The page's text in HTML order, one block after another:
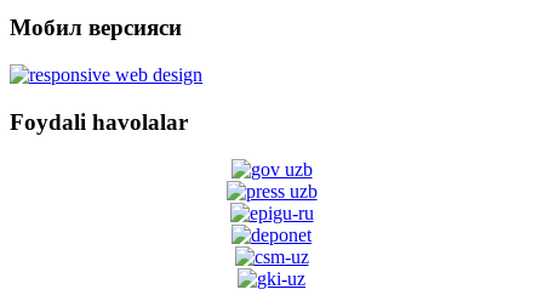
Мобил версияси
Foydali havolalar